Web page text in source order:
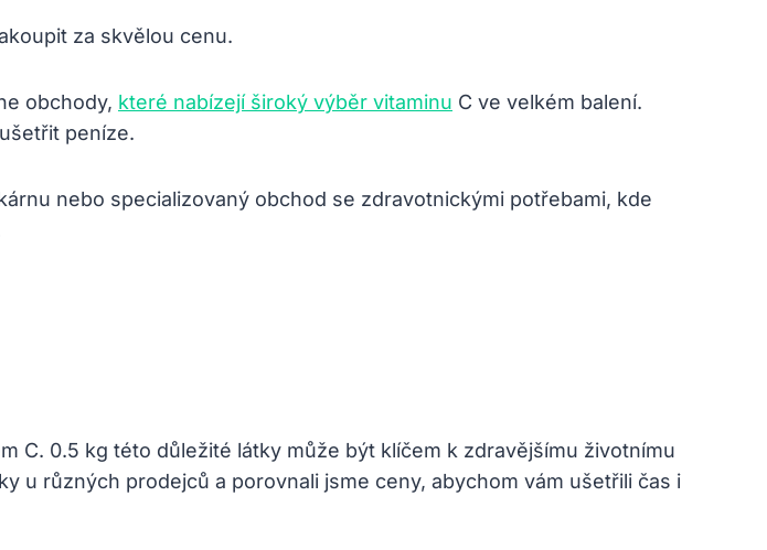
za skvělou cenu.
obchody, které nabízejí široký výběr vitaminu C ve velkém balení.
peníze.
nebo specializovaný obchod se zdravotnickými potřebami, kde
C. 0.5 kg této důležité látky může být klíčem k zdravějšímu životnímu
u různých prodejců a porovnali jsme ceny, abychom vám ušetřili čas i